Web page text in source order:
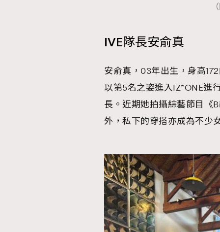
本人願意接收新傳媒集團的最新消息及其他宣
IVE隊長安俞真
安俞真，03年出生，身高
以第5名之姿進入IZ*ONE進
長。近期她拍攝綜藝節目《
外，私下的穿搭亦成為不少